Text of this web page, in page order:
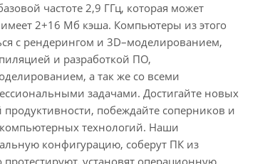
частоте 2,9 ГГц, которая может
2+16 Мб кэша. Компьютеры из этого
с рендерингом и 3D–моделированием,
и разработкой ПО,
а так же со всеми
задачами. Достигайте новых
побеждайте соперников и
технологий. Наши
конфигурацию, соберут ПК из